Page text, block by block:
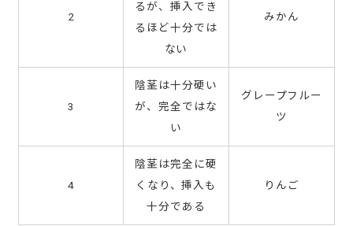
2
るが、挿入でき
るほど十分では
ない
みかん
3
陰茎は十分硬い
が、完全ではな
い
グレープフルー
ツ
4
陰茎は完全に硬
くなり、挿入も
十分である
りんご